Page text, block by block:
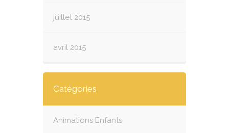
juillet 2015
avril 2015
Catégories
Animations Enfants